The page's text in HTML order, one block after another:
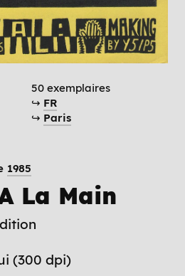
50 exemplaires
↪ FR
↪ Paris
1985
La Main
(300 dpi)